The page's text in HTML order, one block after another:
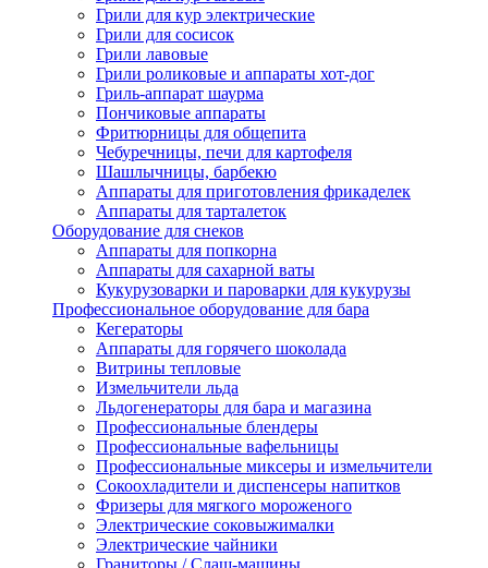
Грили для кур электрические
Грили для сосисок
Грили лавовые
Грили роликовые и аппараты хот-дог
Гриль-аппарат шаурма
Пончиковые аппараты
Фритюрницы для общепита
Чебуречницы, печи для картофеля
Шашлычницы, барбекю
Аппараты для приготовления фрикаделек
Аппараты для тарталеток
Оборудование для снеков
Аппараты для попкорна
Аппараты для сахарной ваты
Кукурузоварки и пароварки для кукурузы
Профессиональное оборудование для бара
Кегераторы
Аппараты для горячего шоколада
Витрины тепловые
Измельчители льда
Льдогенераторы для бара и магазина
Профессиональные блендеры
Профессиональные вафельницы
Профессиональные миксеры и измельчители
Сокоохладители и диспенсеры напитков
Фризеры для мягкого мороженого
Электрические соковыжималки
Электрические чайники
Граниторы / Слаш-машины